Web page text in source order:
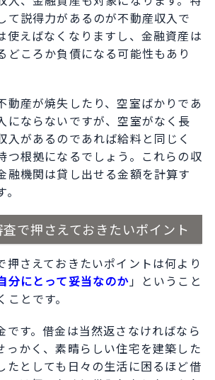
て説得力があるのが不動産収入で
使えばなくなりますし、金融資産は
どころか負債になる可能性もあり
動産が焼失したり、空室ばかりであ
にならないですが、空室がなく長
入があるのであれば給料と同じく
つ根拠になるでしょう。これらの収
融機関は貸し出せる金額を計算す
で押さえておきたいポイント
押さえておきたいポイントは何より
分にとって妥当なのか」ということ
とです。
です。借金は当然返さなければなら
っかく、素晴らしい住宅を建築した
たとしても日々の生活に困るほど借